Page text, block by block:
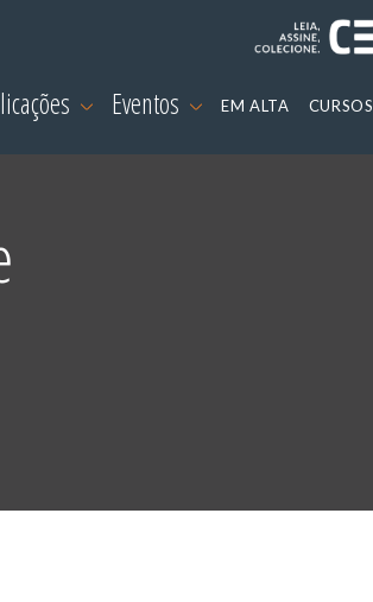
Eventos EM ALTA CURSOS